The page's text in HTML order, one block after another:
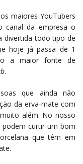
maiores YouTubers
canal da empresa o
divertida todo tipo de
hoje já passa de 1
a maior fonte de
.
que ainda não
da erva-mate com
além. No nosso
podem curtir um bom
que têm em